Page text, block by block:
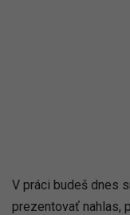
V práci budeš dnes
prezentovať nahlas,